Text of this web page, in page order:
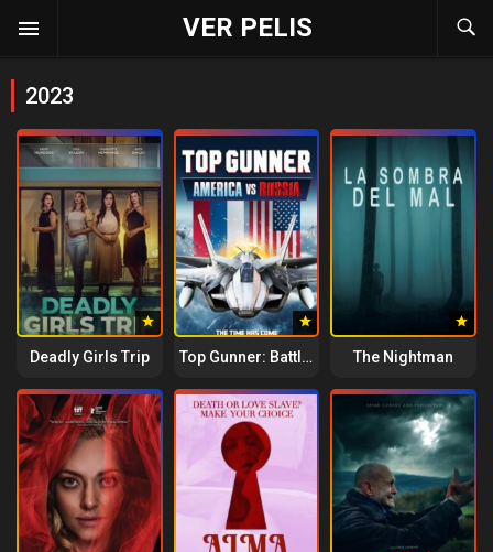
VER PELIS
2023
Deadly Girls Trip Top Gunner: Battle of the Atlantic The Nightman